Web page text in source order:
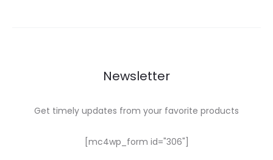
Newsletter
Get timely updates from your favorite products
[mc4wp_form id="306"]